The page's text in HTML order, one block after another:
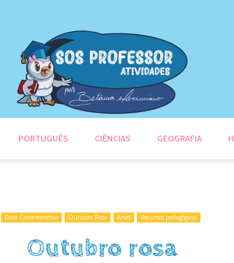
PORTUGUÊS CIÊNCIAS GEOGRAFIA
Data Comemorativa Outubro Rosa Artes Recursos pedagógicos
Outubro rosa